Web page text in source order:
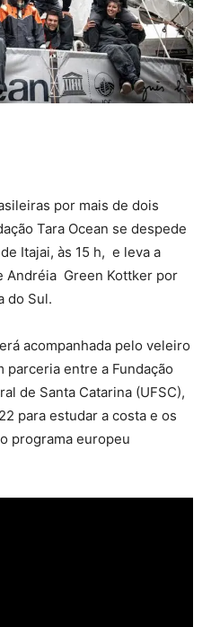
por mais de dois
Tara Ocean se despede
Itajai, às 15 h, e leva a
Andréia Green Kottker por
do Sul.
acompanhada pelo veleiro
parceria entre a Fundação
de Santa Catarina (UFSC),
para estudar a costa e os
programa europeu